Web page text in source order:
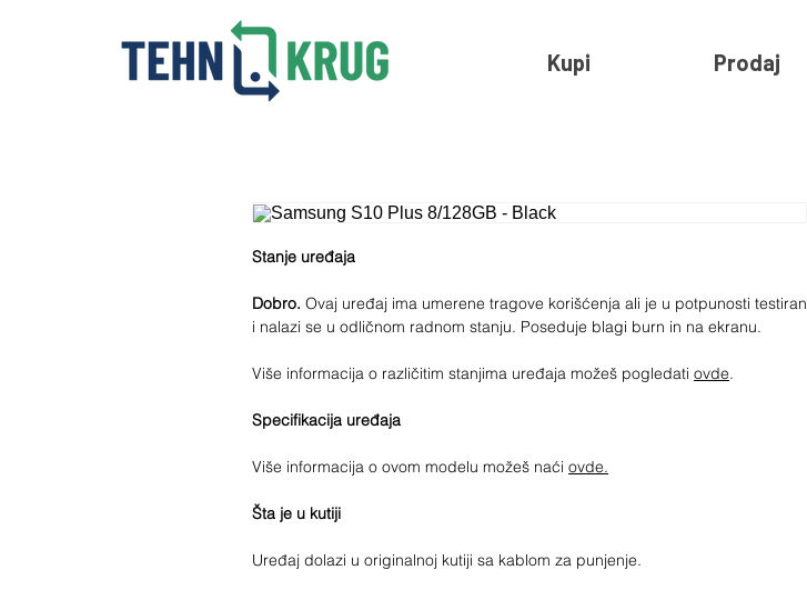
Kupi Prodaj
Stanje uređaja
Dobro. Ovaj uređaj ima umerene tragove korišćenja ali je u potpunosti testiran
i nalazi se u odličnom radnom stanju. Poseduje blagi burn in na ekranu.
Više informacija o različitim stanjima uređaja možeš pogledati ovde.
Specifikacija uređaja
Više informacija o ovom modelu možeš naći ovde.
Šta je u kutiji
Uređaj dolazi u originalnoj kutiji sa kablom za punjenje.